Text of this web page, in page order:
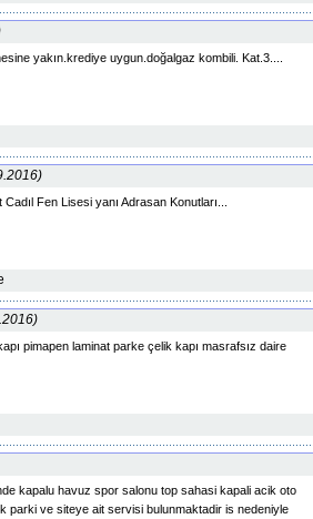
yakın.krediye uygun.doğalgaz kombili. Kat.3....
Fen Lisesi yanı Adrasan Konutları...
pimapen laminat parke çelik kapı masrafsız daire
kapalu havuz spor salonu top sahasi kapali acik oto
parki ve siteye ait servisi bulunmaktadir is nedeniyle